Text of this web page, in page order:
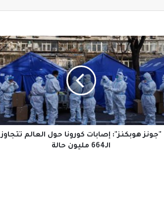
"جونز هوبكنز": إصابات كورونا حول العالم تتجاوز
الـ664 مليون حالة